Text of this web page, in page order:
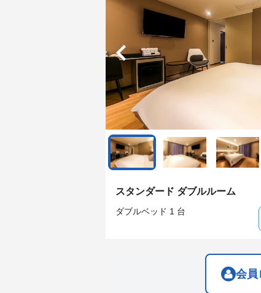
interact
calendar
and
select
a
date.
Press
the
question
mark
key
to
get
the
shortcuts
for
changing
with
the
select
mark
key
to
get
スタンダード ダブルルーム
ダブルベッド 1 台
会員